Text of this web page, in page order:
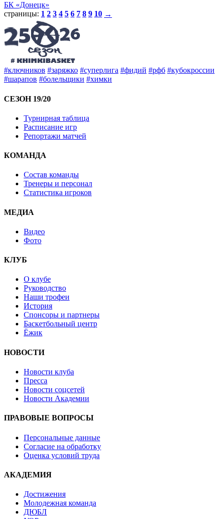
БК «Донецк»
страницы: 1 2 3 4 5 6 7 8 9 10 →
#ключников #заряжко #суперлига #фидий #рфб #кубокроссии
#шарапов #болельщики #химки
СЕЗОН 19/20
Турнирная таблица
Расписание игр
Репортажи матчей
КОМАНДА
Состав команды
Тренеры и персонал
Статистика игроков
МЕДИА
Видео
Фото
КЛУБ
О клубе
Руководство
Наши трофеи
История
Спонсоры и партнеры
Баскетбольный центр
Ёжик
НОВОСТИ
Новости клуба
Пресса
Новости соцсетей
Новости Академии
ПРАВОВЫЕ ВОПРОСЫ
Персональные данные
Согласие на обработку
Оценка условий труда
АКАДЕМИЯ
Достижения
Молодежная команда
ДЮБЛ